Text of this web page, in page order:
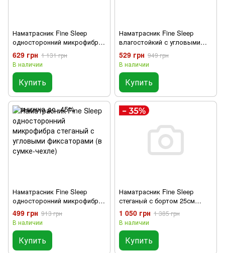
Наматрасник Fine Sleep
односторонний микрофибра
стеганый с бортом 25 см,
размер (в сумке-чехле)
629 грн 1 131 грн
В наличии
Купить
Наматрасник Fine Sleep
влагостойкий с угловыми
фиксаторами (в сумке-чехле)
529 грн 949 грн
В наличии
Купить
Наматрасник Fine Sleep
односторонний микрофибра
стеганый с угловыми
фиксаторами (в сумке-чехле)
499 грн 913 грн
В наличии
Купить
Наматрасник Fine Sleep
стеганый с бортом 25см
180х200
1 050 грн 1 385 грн
В наличии
Купить